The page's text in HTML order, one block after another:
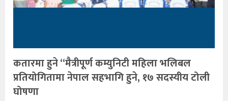
कतारमा हुने “मैत्रीपूर्ण कम्युनिटी महिला भलिबल
प्रतियोगितामा नेपाल सहभागि हुने, १७ सदस्यीय टोली
घोषणा